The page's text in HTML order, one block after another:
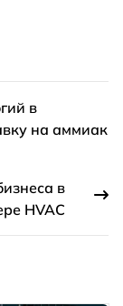
в
на аммиак
в
HVAC